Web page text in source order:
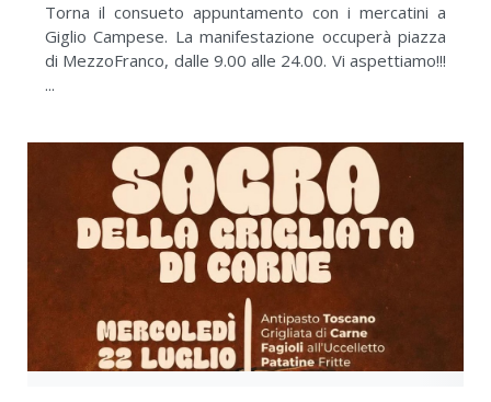
Torna il consueto appuntamento con i mercatini a
Giglio Campese. La manifestazione occuperà piazza
di MezzoFranco, dalle 9.00 alle 24.00. Vi aspettiamo!!!
...